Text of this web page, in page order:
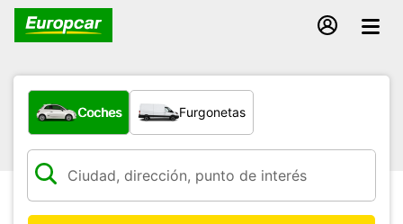
¿Qué tipo de vehículo?
Coches Furgonetas